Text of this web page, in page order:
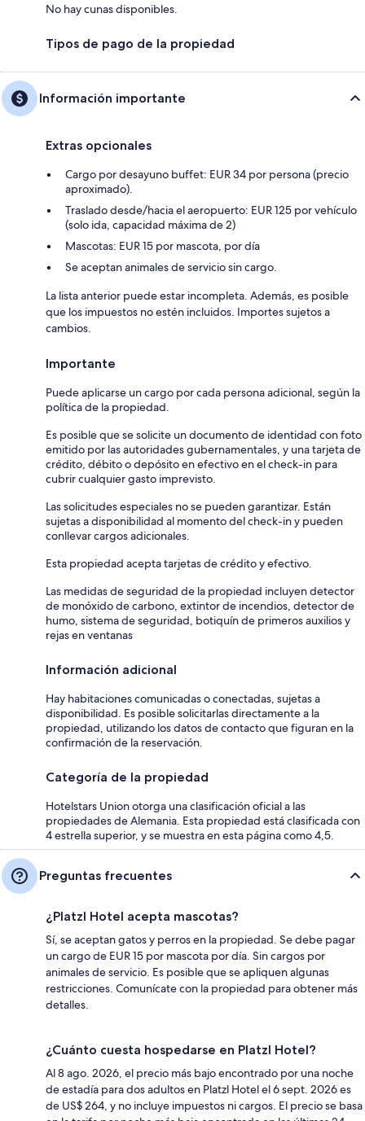
No hay cunas disponibles.
Tipos de pago de la propiedad
Información importante
Extras opcionales
Cargo por desayuno buffet: EUR 34 por persona (precio
aproximado).
Traslado desde/hacia el aeropuerto: EUR 125 por vehículo
(solo ida, capacidad máxima de 2)
Mascotas: EUR 15 por mascota, por día
Se aceptan animales de servicio sin cargo.
La lista anterior puede estar incompleta. Además, es posible
que los impuestos no estén incluidos. Importes sujetos a
cambios.
Importante
Puede aplicarse un cargo por cada persona adicional, según la
política de la propiedad.
Es posible que se solicite un documento de identidad con foto
emitido por las autoridades gubernamentales, y una tarjeta de
crédito, débito o depósito en efectivo en el check-in para
cubrir cualquier gasto imprevisto.
Las solicitudes especiales no se pueden garantizar. Están
sujetas a disponibilidad al momento del check-in y pueden
conllevar cargos adicionales.
Esta propiedad acepta tarjetas de crédito y efectivo.
Las medidas de seguridad de la propiedad incluyen detector
de monóxido de carbono, extintor de incendios, detector de
humo, sistema de seguridad, botiquín de primeros auxilios y
rejas en ventanas
Información adicional
Hay habitaciones comunicadas o conectadas, sujetas a
disponibilidad. Es posible solicitarlas directamente a la
propiedad, utilizando los datos de contacto que figuran en la
confirmación de la reservación.
Categoría de la propiedad
Hotelstars Union otorga una clasificación oficial a las
propiedades de Alemania. Esta propiedad está clasificada con
4 estrella superior, y se muestra en esta página como 4,5.
Preguntas frecuentes
¿Platzl Hotel acepta mascotas?
Sí, se aceptan gatos y perros en la propiedad. Se debe pagar
un cargo de EUR 15 por mascota por día. Sin cargos por
animales de servicio. Es posible que se apliquen algunas
restricciones. Comunícate con la propiedad para obtener más
detalles.
¿Cuánto cuesta hospedarse en Platzl Hotel?
Al 8 ago. 2026, el precio más bajo encontrado por una noche
de estadía para dos adultos en Platzl Hotel el 6 sept. 2026 es
de US$ 264, y no incluye impuestos ni cargos. El precio se basa